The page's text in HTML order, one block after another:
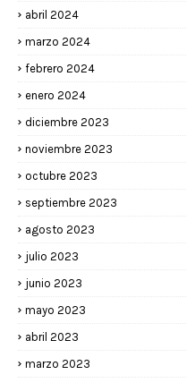
abril 2024
marzo 2024
febrero 2024
enero 2024
diciembre 2023
noviembre 2023
octubre 2023
septiembre 2023
agosto 2023
julio 2023
junio 2023
mayo 2023
abril 2023
marzo 2023